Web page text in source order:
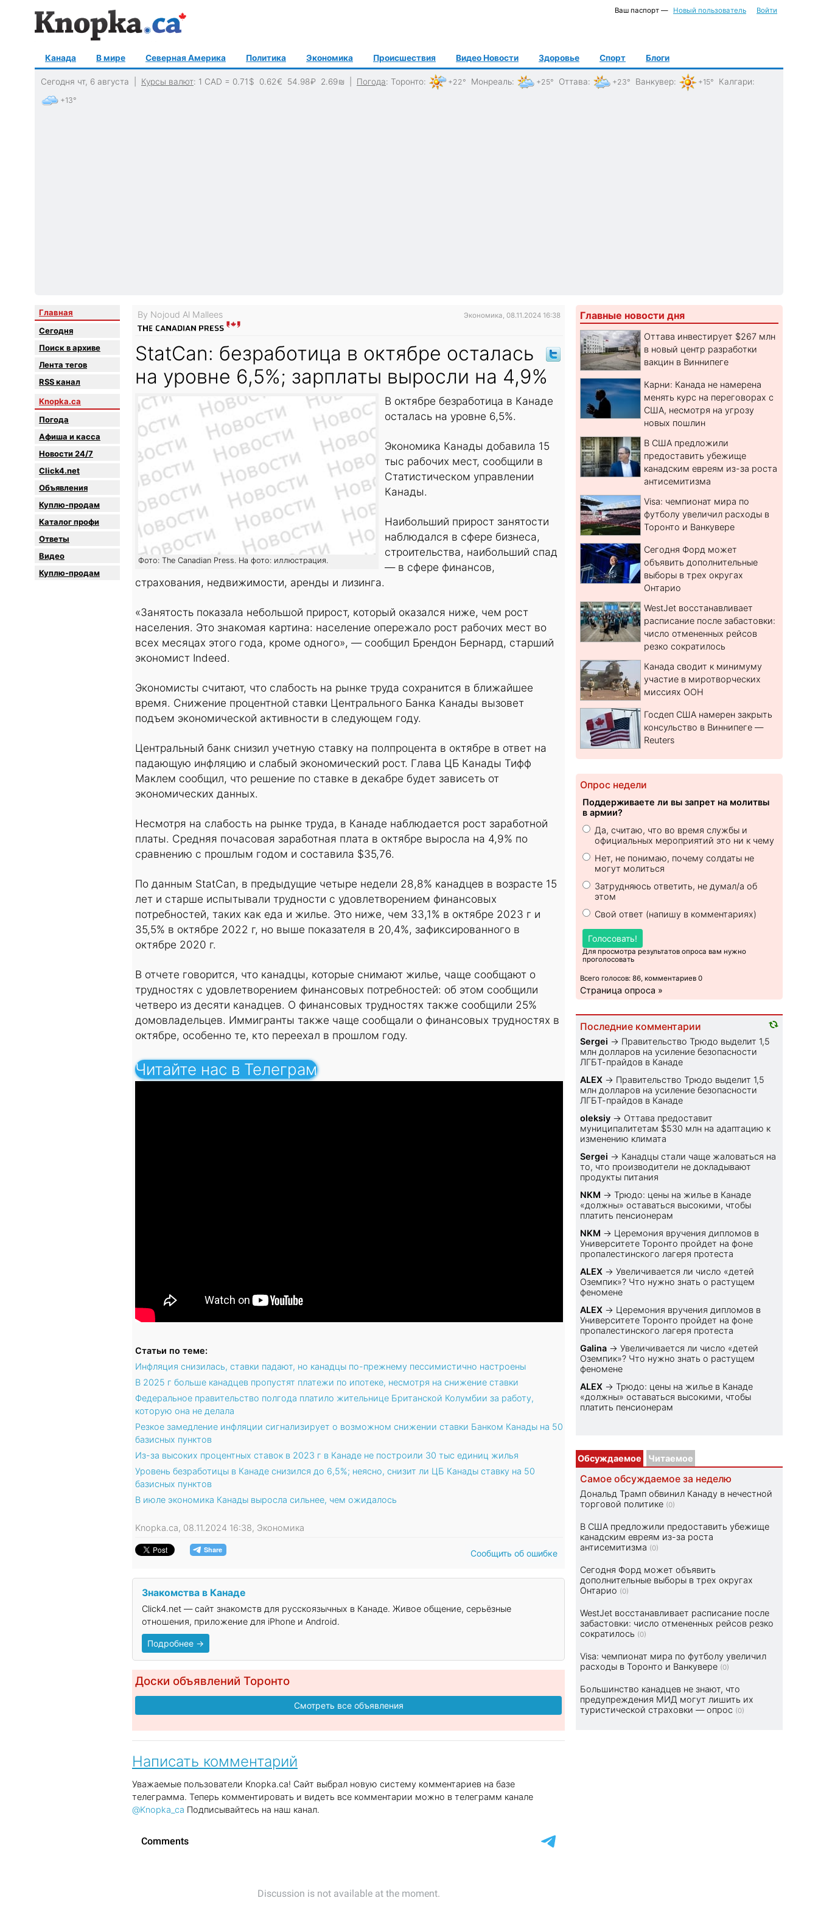
Ваш паспорт — Новый пользователь Войти
Канада В мире Северная Америка Политика Экономика Происшествия Видео Новости Здоровье Спорт Блоги
Сегодня чт, 6 августа | Курсы валют: 1 CAD = 0.71 $ 0.62€ 54.98₽ 2.69₪ Погода: Торонто: +22° Монреаль: +25° Оттава: +23° Ванкувер: +15° Калгари:
+13°
Главная
Сегодня
Поиск в архиве
Лента тегов
RSS канал
Knopka.ca
Погода
Афиша и касса
Новости 24/7
Click4.net
Объявления
Куплю-продам
Каталог профи
Oтветы
Видео
Куплю-продам
By Nojoud Al Mallees Экономика, 08.11.2024 16:38
StatCan: безработица в октябре осталась
на уровне 6,5%; зарплаты выросли на 4,9%
Фото: The Canadian Press. На фото: иллюстрация.
В октябре безработица в Канаде
осталась на уровне 6,5%.
Экономика Канады добавила 15
тыс рабочих мест, сообщили в
Статистическом управлении
Канады.
Наибольший прирост занятости
наблюдался в сфере бизнеса,
строительства, наибольший спад
— в сфере финансов,
страхования, недвижимости, аренды и лизинга.
«Занятость показала небольшой прирост, который оказался ниже, чем рост
населения. Это знакомая картина: население опережало рост рабочих мест во
всех месяцах этого года, кроме одного», — сообщил Брендон Бернард, старший
экономист Indeed.
Экономисты считают, что слабость на рынке труда сохранится в ближайшее
время. Снижение процентной ставки Центрального Банка Канады вызовет
подъем экономической активности в следующем году.
Центральный банк снизил учетную ставку на полпроцента в октябре в ответ на
падающую инфляцию и слабый экономический рост. Глава ЦБ Канады Тифф
Маклем сообщил, что решение по ставке в декабре будет зависеть от
экономических данных.
Несмотря на слабость на рынке труда, в Канаде наблюдается рост заработной
платы. Средняя почасовая заработная плата в октябре выросла на 4,9% по
сравнению с прошлым годом и составила $35,76.
По данным StatCan, в предыдущие четыре недели 28,8% канадцев в возрасте 15
лет и старше испытывали трудности с удовлетворением финансовых
потребностей, таких как еда и жилье. Это ниже, чем 33,1% в октябре 2023 г и
35,5% в октябре 2022 г, но выше показателя в 20,4%, зафиксированного в
октябре 2020 г.
В отчете говорится, что канадцы, которые снимают жилье, чаще сообщают о
трудностях с удовлетворением финансовых потребностей: об этом сообщили
четверо из десяти канадцев. О финансовых трудностях также сообщили 25%
домовладельцев. Иммигранты также чаще сообщали о финансовых трудностях в
октябре, особенно те, кто переехал в прошлом году.
Читайте нас в Телеграм
Статьи по теме:
Инфляция снизилась, ставки падают, но канадцы по-прежнему пессимистично настроены
В 2025 г больше канадцев пропустят платежи по ипотеке, несмотря на снижение ставки
Федеральное правительство полгода платило жительнице Британской Колумбии за работу,
которую она не делала
Резкое замедление инфляции сигнализирует о возможном снижении ставки Банком Канады на 50
базисных пунктов
Из-за высоких процентных ставок в 2023 г в Канаде не построили 30 тыс единиц жилья
Уровень безработицы в Канаде снизился до 6,5%; неясно, снизит ли ЦБ Канады ставку на 50
базисных пунктов
В июле экономика Канады выросла сильнее, чем ожидалось
Knopka.ca, 08.11.2024 16:38, Экономика
Сообщить об ошибке
Знакомства в Канаде
Click4.net — сайт знакомств для русскоязычных в Канаде. Живое общение, серьёзные
отношения, приложение для iPhone и Android.
Подробнее →
Доски объявлений Торонто
Смотреть все объявления
Написать комментарий
Уважаемые пользователи Knopka.ca! Сайт выбрал новую систему комментариев на базе
телеграмма. Теперь комментировать и видеть все комментарии можно в телеграмм канале
@Knopka_ca Подписывайтесь на наш канал.
Главные новости дня
Оттава инвестирует $267 млн
в новый центр разработки
вакцин в Виннипеге
Карни: Канада не намерена
менять курс на переговорах с
США, несмотря на угрозу
новых пошлин
В США предложили
предоставить убежище
канадским евреям из-за роста
антисемитизма
Visa: чемпионат мира по
футболу увеличил расходы в
Торонто и Ванкувере
Сегодня Форд может
объявить дополнительные
выборы в трех округах
Онтарио
WestJet восстанавливает
расписание после забастовки:
число отмененных рейсов
резко сократилось
Канада сводит к минимуму
участие в миротворческих
миссиях ООН
Госдеп США намерен закрыть
консульство в Виннипеге —
Reuters
Опрос недели
Поддерживаете ли вы запрет на молитвы
в армии?
Да, считаю, что во время службы и
официальных мероприятий это ни к чему
Нет, не понимаю, почему солдаты не
могут молиться
Затрудняюсь ответить, не думал/а об
этом
Свой ответ (напишу в комментариях)
Голосовать!
Для просмотра результатов опроса вам нужно
проголосовать
Всего голосов: 86, комментариев 0
Страница опроса »
Последние комментарии
Sеrgei → Правительство Трюдо выделит 1,5
млн долларов на усиление безопасности
ЛГБТ-прайдов в Канаде
ALEX → Правительство Трюдо выделит 1,5
млн долларов на усиление безопасности
ЛГБТ-прайдов в Канаде
oleksiy → Оттава предоставит
муниципалитетам $530 млн на адаптацию к
изменению климата
Sеrgei → Канадцы стали чаще жаловаться на
то, что производители не докладывают
продукты питания
NKM →Трюдо: цены на жилье в Канаде
«должны» оставаться высокими, чтобы
платить пенсионерам
NKM → Церемония вручения дипломов в
Университете Торонто пройдет на фоне
пропалестинского лагеря протеста
ALEX →Увеличивается ли число «детей
Оземпик»? Что нужно знать о растущем
феномене
ALEX → Церемония вручения дипломов в
Университете Торонто пройдет на фоне
пропалестинского лагеря протеста
Galina →Увеличивается ли число «детей
Оземпик»? Что нужно знать о растущем
феномене
ALEX →Трюдо: цены на жилье в Канаде
«должны» оставаться высокими, чтобы
платить пенсионерам
Обсуждаемое Читаемое
Самое обсуждаемое за неделю
Дональд Трамп обвинил Канаду в нечестной
торговой политике (0)
В США предложили предоставить убежище
канадским евреям из-за роста
антисемитизма (0)
Сегодня Форд может объявить
дополнительные выборы в трех округах
Онтарио (0)
WestJet восстанавливает расписание после
забастовки: число отмененных рейсов резко
сократилось (0)
Visa: чемпионат мира по футболу увеличил
расходы в Торонто и Ванкувере (0)
Большинство канадцев не знают, что
предупреждения МИД могут лишить их
туристической страховки — опрос (0)